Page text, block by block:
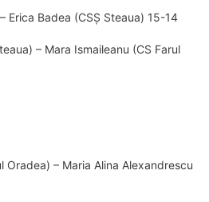
Erica Badea (CSȘ Steaua) 15-14
– Mara Ismaileanu (CS Farul
Oradea) – Maria Alina Alexandrescu